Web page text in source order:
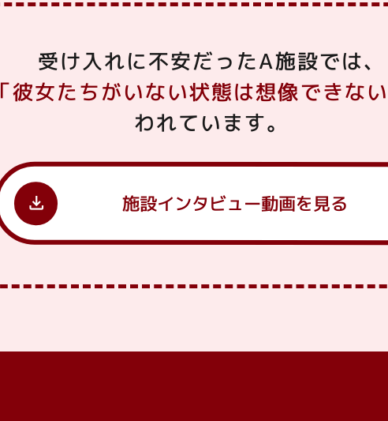
受け入れに不安だったA施設では、
「彼女たちがいない状態は想像できな
われています。
download 施設インタビュー動画を見る